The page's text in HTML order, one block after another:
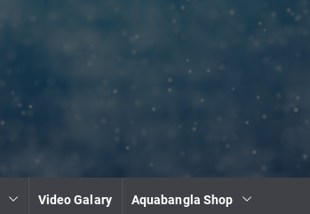
Video Galary Aquabangla Shop